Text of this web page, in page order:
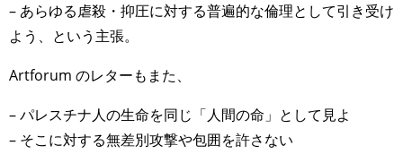
– あらゆる虐殺・抑圧に対する普遍的な倫理として引き受け
よう、という主張。
Artforum のレターもまた、
– パレスチナ人の生命を同じ「人間の命」として見よ
– そこに対する無差別攻撃や包囲を許さない